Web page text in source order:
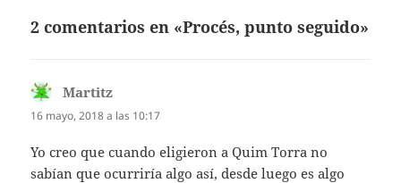
2 comentarios en «Procés, punto seguido»
Martitz
16 mayo, 2018 a las 10:17
Yo creo que cuando eligieron a Quim Torra no
sabían que ocurriría algo así, desde luego es algo